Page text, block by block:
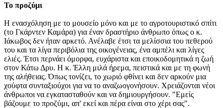
Το προζύμι
Η ενασχόληση με το μουσείο μόνο και με το αγροτουριστικό σπίτι
(το Γκάρντεν Καμάρα) για έναν δραστήριο άνθρωπο όπως ο κ.
Ιάκωβος δεν ήταν αρκετό. Ανέλαβε έτσι τα μελίσσια του πεθερού
του και τα λίγα περιβόλια της οικογένειας, ένα αμπέλι και λίγες
ελιές. Έτσι περνάει όμορφα, ευχάριστα και εποικοδομητικά η ζωή
στον Κάτω Δρυ. Η κ. Έλλη μιλά ήρεμα, πειστικά και με τη φωνή
της αλήθειας. Όπως τονίζει, το χωριό φθίνει και δεν αρκούν μια
χούφτα συνταξιούχοι για να το αναζωογονήσουν. Χρειάζονται νέοι
άνθρωποι να εγκατασταθούν και να δημιουργήσουν. "Εμείς
βάζουμε το προζύμι, απ' εκεί και πέρα είναι στο χέρι σας".